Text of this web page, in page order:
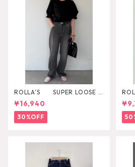
ROLLA’S SUPER LOOSE B
LACK STONE
¥16,940
30%OFF
l